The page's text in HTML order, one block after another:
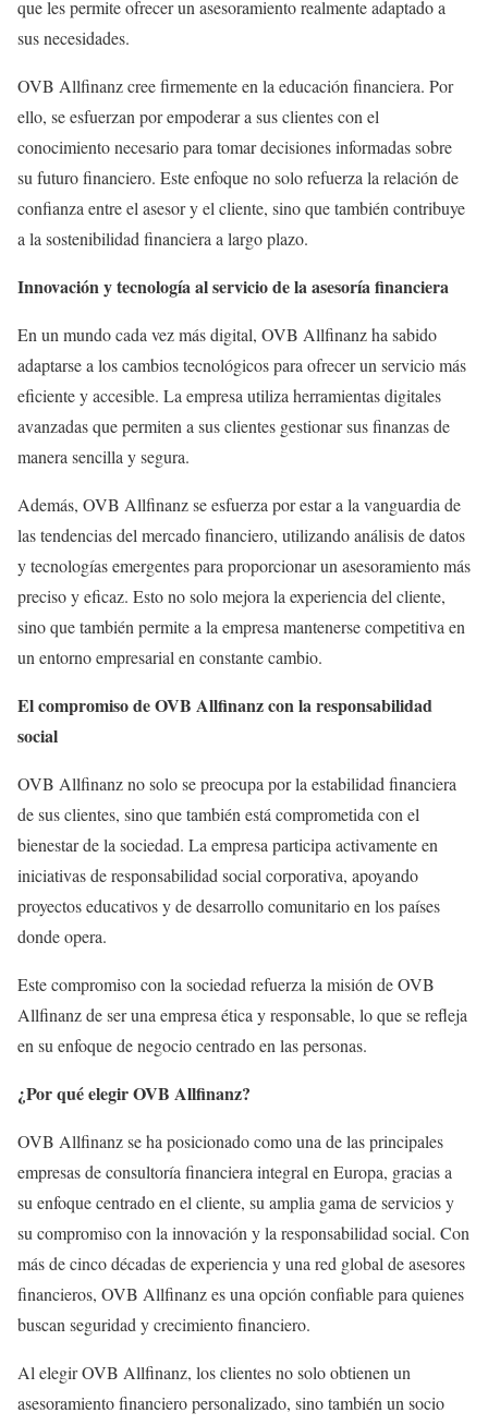
que les permite ofrecer un asesoramiento realmente adaptado a
sus necesidades.
OVB Allfinanz cree firmemente en la educación financiera. Por
ello, se esfuerzan por empoderar a sus clientes con el
conocimiento necesario para tomar decisiones informadas sobre
su futuro financiero. Este enfoque no solo refuerza la relación de
confianza entre el asesor y el cliente, sino que también contribuye
a la sostenibilidad financiera a largo plazo.
Innovación y tecnología al servicio de la asesoría financiera
En un mundo cada vez más digital, OVB Allfinanz ha sabido
adaptarse a los cambios tecnológicos para ofrecer un servicio más
eficiente y accesible. La empresa utiliza herramientas digitales
avanzadas que permiten a sus clientes gestionar sus finanzas de
manera sencilla y segura.
Además, OVB Allfinanz se esfuerza por estar a la vanguardia de
las tendencias del mercado financiero, utilizando análisis de datos
y tecnologías emergentes para proporcionar un asesoramiento más
preciso y eficaz. Esto no solo mejora la experiencia del cliente,
sino que también permite a la empresa mantenerse competitiva en
un entorno empresarial en constante cambio.
El compromiso de OVB Allfinanz con la responsabilidad
social
OVB Allfinanz no solo se preocupa por la estabilidad financiera
de sus clientes, sino que también está comprometida con el
bienestar de la sociedad. La empresa participa activamente en
iniciativas de responsabilidad social corporativa, apoyando
proyectos educativos y de desarrollo comunitario en los países
donde opera.
Este compromiso con la sociedad refuerza la misión de OVB
Allfinanz de ser una empresa ética y responsable, lo que se refleja
en su enfoque de negocio centrado en las personas.
¿Por qué elegir OVB Allfinanz?
OVB Allfinanz se ha posicionado como una de las principales
empresas de consultoría financiera integral en Europa, gracias a
su enfoque centrado en el cliente, su amplia gama de servicios y
su compromiso con la innovación y la responsabilidad social. Con
más de cinco décadas de experiencia y una red global de asesores
financieros, OVB Allfinanz es una opción confiable para quienes
buscan seguridad y crecimiento financiero.
Al elegir OVB Allfinanz, los clientes no solo obtienen un
asesoramiento financiero personalizado, sino también un socio